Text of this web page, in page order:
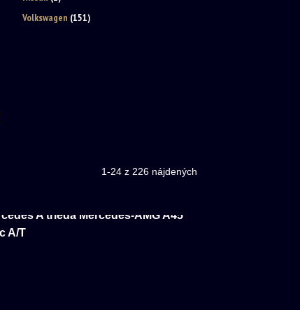
Volkswagen (151)
1-24 z 226 nájdených